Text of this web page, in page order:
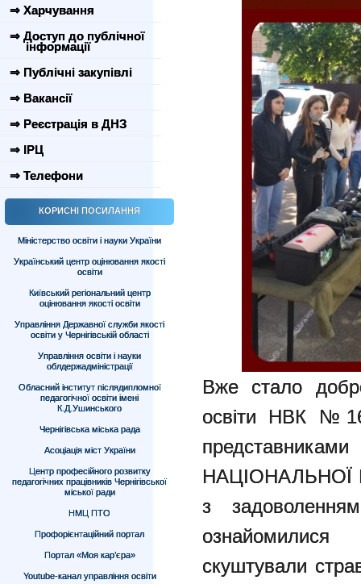
⇒ Харчування
⇒ Доступ до публічної
інформації
⇒ Публічні закупівлі
⇒ Вакансії
⇒ Реєстрація в ДНЗ
⇒ ІРЦ
⇒ Телефони
КОРИСНІ ПОСИЛАННЯ
Міністерство освіти і науки України
Український центр оцінювання якості
освіти
Київський регіональний центр
оцінювання якості освіти
Управління Державної служби якості
освіти у Чернігівській області
Управління освіти і науки
облдержадміністрації
Обласний інститут післядипломної
педагогічної освіти імені
К.Д.Ушинського
Чернігівська міська рада
Асоціація міст України
Центр професійного розвитку
педагогічних працівників Чернігівської
міської ради
НМЦ ПТО
Профорієнтаційний портал
Портал «Моя кар’єра»
Youtube-канал управління освіти
Вже стало
освіти НВК №16
НАЦІОНАЛЬНОЇ
з
скуштували